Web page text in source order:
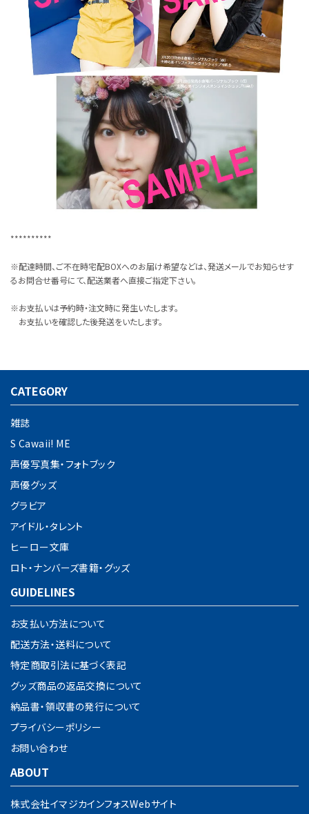
**********
※配達時間、ご不在時宅配BOXへのお届け希望などは、発送メールでお知らせす
るお問合せ番号にて、配送業者へ直接ご指定下さい。
※お支払いは予約時・注文時に発生いたします。
お支払いを確認した後発送をいたします。
CATEGORY
雑誌
S Cawaii! ME
声優写真集・フォトブック
声優グッズ
グラビア
アイドル・タレント
ヒーロー文庫
ロト・ナンバーズ書籍・グッズ
GUIDELINES
お支払い方法について
配送方法・送料について
特定商取引法に基づく表記
グッズ商品の返品交換について
納品書・領収書の発行について
プライバシーポリシー
お問い合わせ
ABOUT
株式会社イマジカインフォスWebサイト